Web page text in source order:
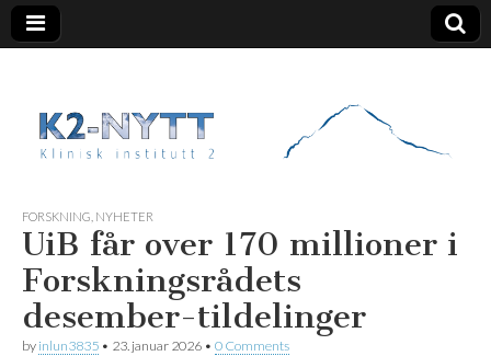
K2 Nytt
FORSKNING NYHETER
UiB får over 170 millioner i
Forskningsrådets
desember-tildelinger
by inlun3835 • 23. januar 2026 • 0 Comments